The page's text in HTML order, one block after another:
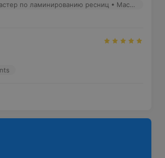
Белоусова П. - Бровист • Визажист • Мастер по ламинированию ресниц • Мастер перманентного макияжа